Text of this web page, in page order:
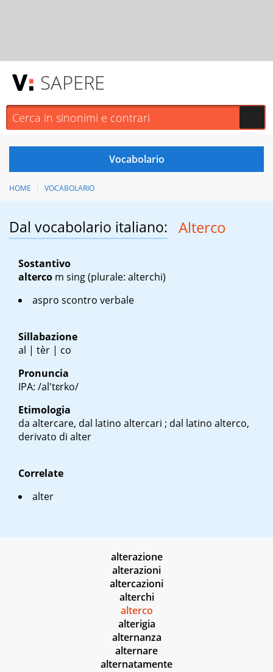
SAPERE
HOME VOCABOLARIO
Dal vocabolario italiano: Alterco
Sostantivo
alterco m sing(plurale: alterchi)
aspro scontro verbale
Sillabazione
al | tèr | co
Pronuncia
IPA: /al'tɛrko/
Etimologia
da altercare, dal latino altercari ; dal latino alterco,
derivato di alter
Correlate
alter
alterazione
alterazioni
altercazioni
alterchi
alterco
alterigia
alternanza
alternare
alternatamente